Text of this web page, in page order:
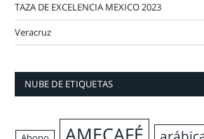
TAZA DE EXCELENCIA MEXICO 2023
Veracruz
NUBE DE ETIQUETAS